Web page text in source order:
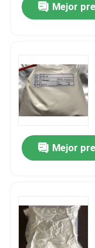
Mejor
Mejor